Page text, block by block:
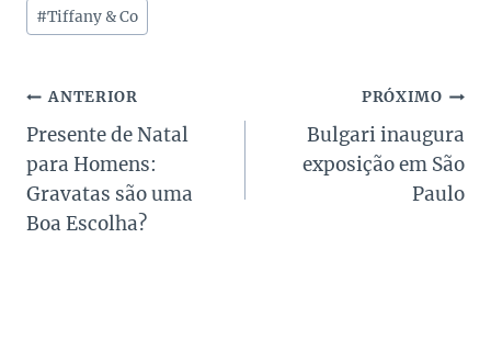
Post:
#Tiffany & Co
Navegação
de
Post
ANTERIOR
Presente de Natal
para Homens:
Gravatas são uma
Boa Escolha?
PRÓXIMO
Bulgari inaugura
exposição em São
Paulo